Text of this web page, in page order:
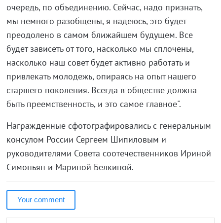
очередь, по объединению. Сейчас, надо признать,
мы немного разобщены, я надеюсь, это будет
преодолено в самом ближайшем будущем. Все
будет зависеть от того, насколько мы сплочены,
насколько наш совет будет активно работать и
привлекать молодежь, опираясь на опыт нашего
старшего поколения. Всегда в обществе должна
быть преемственность, и это самое главное".
Награжденные сфотографировались с генеральным
консулом России Сергеем Шипиловым и
руководителями Совета соотечественников Ириной
Симоньян и Мариной Белкиной.
Your comment